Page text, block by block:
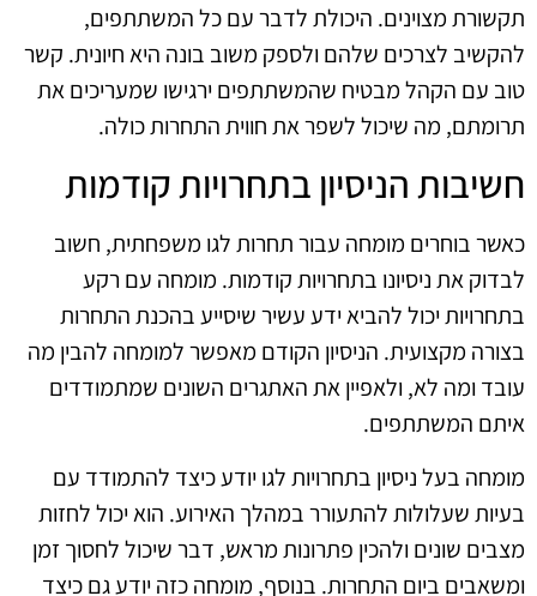
תקשורת מצוינים. היכולת לדבר עם כל המשתתפים,
להקשיב לצרכים שלהם ולספק משוב בונה היא חיונית. קשר
טוב עם הקהל מבטיח שהמשתתפים ירגישו שמעריכים את
תרומתם, מה שיכול לשפר את חווית התחרות כולה.
חשיבות הניסיון בתחרויות קודמות
כאשר בוחרים מומחה עבור תחרות לגו משפחתית, חשוב
לבדוק את ניסיונו בתחרויות קודמות. מומחה עם רקע
בתחרויות יכול להביא ידע עשיר שיסייע בהכנת התחרות
בצורה מקצועית. הניסיון הקודם מאפשר למומחה להבין מה
עובד ומה לא, ולאפיין את האתגרים השונים שמתמודדים
איתם המשתתפים.
מומחה בעל ניסיון בתחרויות לגו יודע כיצד להתמודד עם
בעיות שעלולות להתעורר במהלך האירוע. הוא יכול לחזות
מצבים שונים ולהכין פתרונות מראש, דבר שיכול לחסוך זמן
ומשאבים ביום התחרות. בנוסף, מומחה כזה יודע גם כיצד